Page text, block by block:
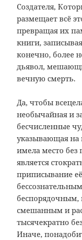
Создателя,
размещает всё
превращая их
книги,
конечно, более
дьявол,
вечную смерть.
Да, чтобы
необычайная и
бесчисленные
указывающая на
имела место без
является
приписывание
смешанным и
тысячекратно
Иначе,